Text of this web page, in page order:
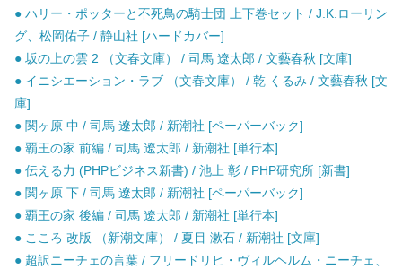
● ハリー・ポッターと不死鳥の騎士団 上下巻セット / J.K.ローリン
グ、松岡佑子 / 静山社 [ハードカバー]
● 坂の上の雲 2 （文春文庫） / 司馬 遼太郎 / 文藝春秋 [文庫]
● イニシエーション・ラブ （文春文庫） / 乾 くるみ / 文藝春秋 [文
庫]
● 関ヶ原 中 / 司馬 遼太郎 / 新潮社 [ペーパーバック]
● 覇王の家 前編 / 司馬 遼太郎 / 新潮社 [単行本]
● 伝える力 (PHPビジネス新書) / 池上 彰 / PHP研究所 [新書]
● 関ヶ原 下 / 司馬 遼太郎 / 新潮社 [ペーパーバック]
● 覇王の家 後編 / 司馬 遼太郎 / 新潮社 [単行本]
● こころ 改版 （新潮文庫） / 夏目 漱石 / 新潮社 [文庫]
● 超訳ニーチェの言葉 / フリードリヒ・ヴィルヘルム・ニーチェ、